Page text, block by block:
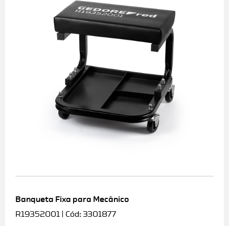
Banqueta Fixa para Mecânico
R19352001 | Cód: 3301877